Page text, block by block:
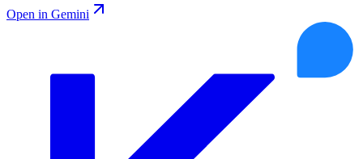
Open in Gemini